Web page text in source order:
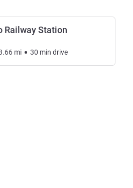
Railway Station
mi 30 min drive